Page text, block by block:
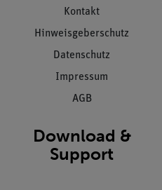
Kontakt
Hinweisgeberschutz
Datenschutz
Impressum
AGB
Download &
Support